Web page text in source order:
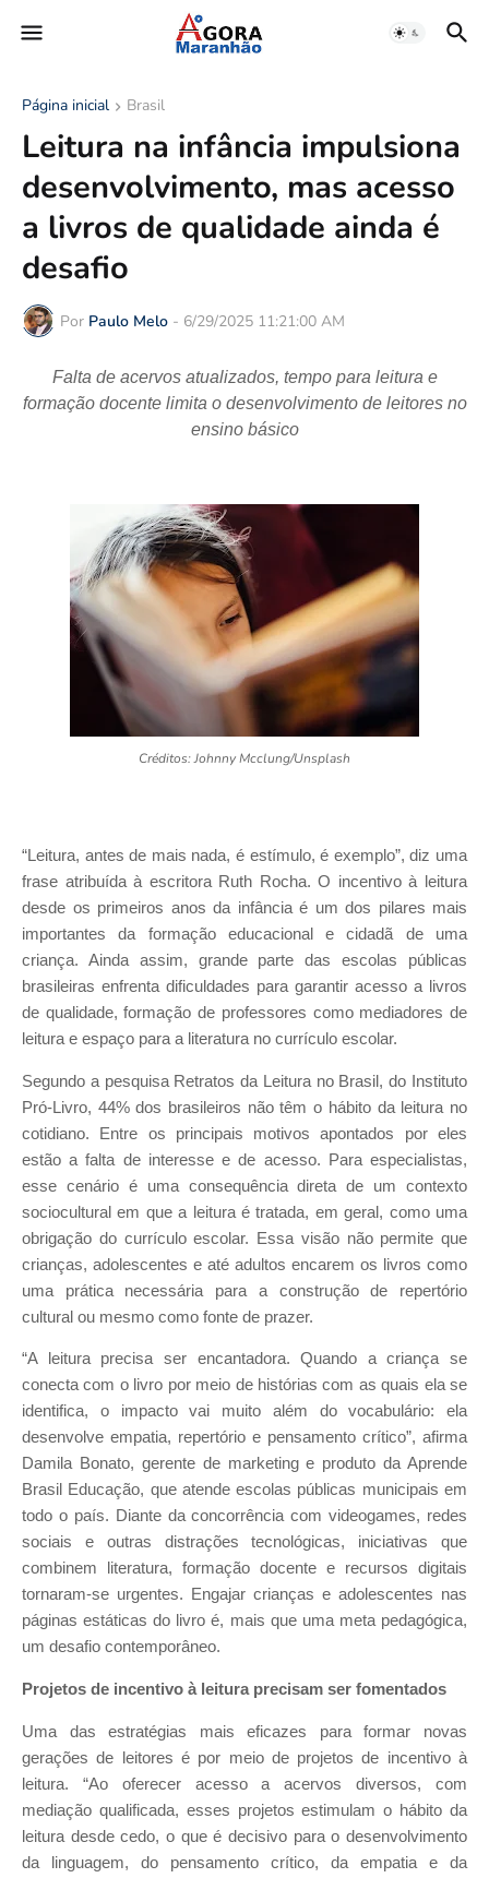
Página inicial Brasil
Leitura na infância impulsiona
desenvolvimento, mas acesso
a livros de qualidade ainda é
desafio
Por Paulo Melo - 6/29/2025 11:21:00 AM
Falta de acervos atualizados, tempo para leitura e
formação docente limita o desenvolvimento de leitores no
ensino básico
Créditos: Johnny Mcclung/Unsplash
“Leitura, antes de mais nada, é estímulo, é exemplo”, diz uma
frase atribuída à escritora Ruth Rocha. O incentivo à leitura
desde os primeiros anos da infância é um dos pilares mais
importantes da formação educacional e cidadã de uma
criança. Ainda assim, grande parte das escolas públicas
brasileiras enfrenta dificuldades para garantir acesso a livros
de qualidade, formação de professores como mediadores de
leitura e espaço para a literatura no currículo escolar.
Segundo a pesquisa Retratos da Leitura no Brasil, do Instituto
Pró-Livro, 44% dos brasileiros não têm o hábito da leitura no
cotidiano. Entre os principais motivos apontados por eles
estão a falta de interesse e de acesso. Para especialistas,
esse cenário é uma consequência direta de um contexto
sociocultural em que a leitura é tratada, em geral, como uma
obrigação do currículo escolar. Essa visão não permite que
crianças, adolescentes e até adultos encarem os livros como
uma prática necessária para a construção de repertório
cultural ou mesmo como fonte de prazer.
“A leitura precisa ser encantadora. Quando a criança se
conecta com o livro por meio de histórias com as quais ela se
identifica, o impacto vai muito além do vocabulário: ela
desenvolve empatia, repertório e pensamento crítico”, afirma
Damila Bonato, gerente de marketing e produto da Aprende
Brasil Educação, que atende escolas públicas municipais em
todo o país. Diante da concorrência com videogames, redes
sociais e outras distrações tecnológicas, iniciativas que
combinem literatura, formação docente e recursos digitais
tornaram-se urgentes. Engajar crianças e adolescentes nas
páginas estáticas do livro é, mais que uma meta pedagógica,
um desafio contemporâneo.
Projetos de incentivo à leitura precisam ser fomentados
Uma das estratégias mais eficazes para formar novas
gerações de leitores é por meio de projetos de incentivo à
leitura. “Ao oferecer acesso a acervos diversos, com
mediação qualificada, esses projetos estimulam o hábito da
leitura desde cedo, o que é decisivo para o desenvolvimento
da linguagem, do pensamento crítico, da empatia e da